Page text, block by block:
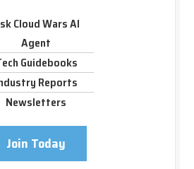
Cloud Wars AI
Agent
Guidebooks
Reports
Newsletters
Join Today